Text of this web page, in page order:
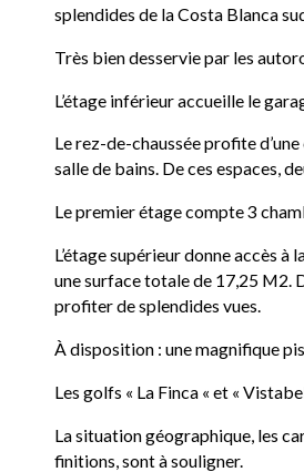
splendides de la Costa Blanca
Très bien desservie par les
L’étage inférieur accueille le
Le rez-de-chaussée profite
salle de bains. De ces espaces,
Le premier étage compte 3
L’étage supérieur donne accès
une surface totale de 17,25 M2.
profiter de splendides vues.
À disposition : une magnifique
Les golfs « La Finca « et «
La situation géographique, les
finitions, sont à souligner.